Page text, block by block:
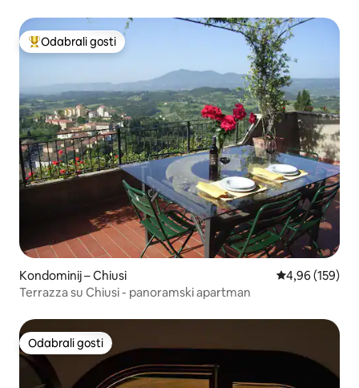
Među najviše rangiranima s oznakom „Odabrali gosti”
Odabrali gosti
Kondominij – Chiusi Prosječna
4,96 (159)
Terrazza su Chiusi - panoramski apartman
Odabrali gosti
Odabrali gosti